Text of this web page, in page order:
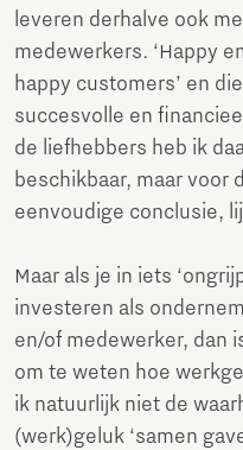
leveren derhalve ook
medewerkers. ‘Happy
happy customers’ en
succesvolle en
de liefhebbers heb ik
beschikbaar, maar voor
eenvoudige conclusie,
Maar als je in iets
investeren als
en/of medewerker, dan
om te weten hoe
ik natuurlijk niet de
(werk)geluk ‘samen